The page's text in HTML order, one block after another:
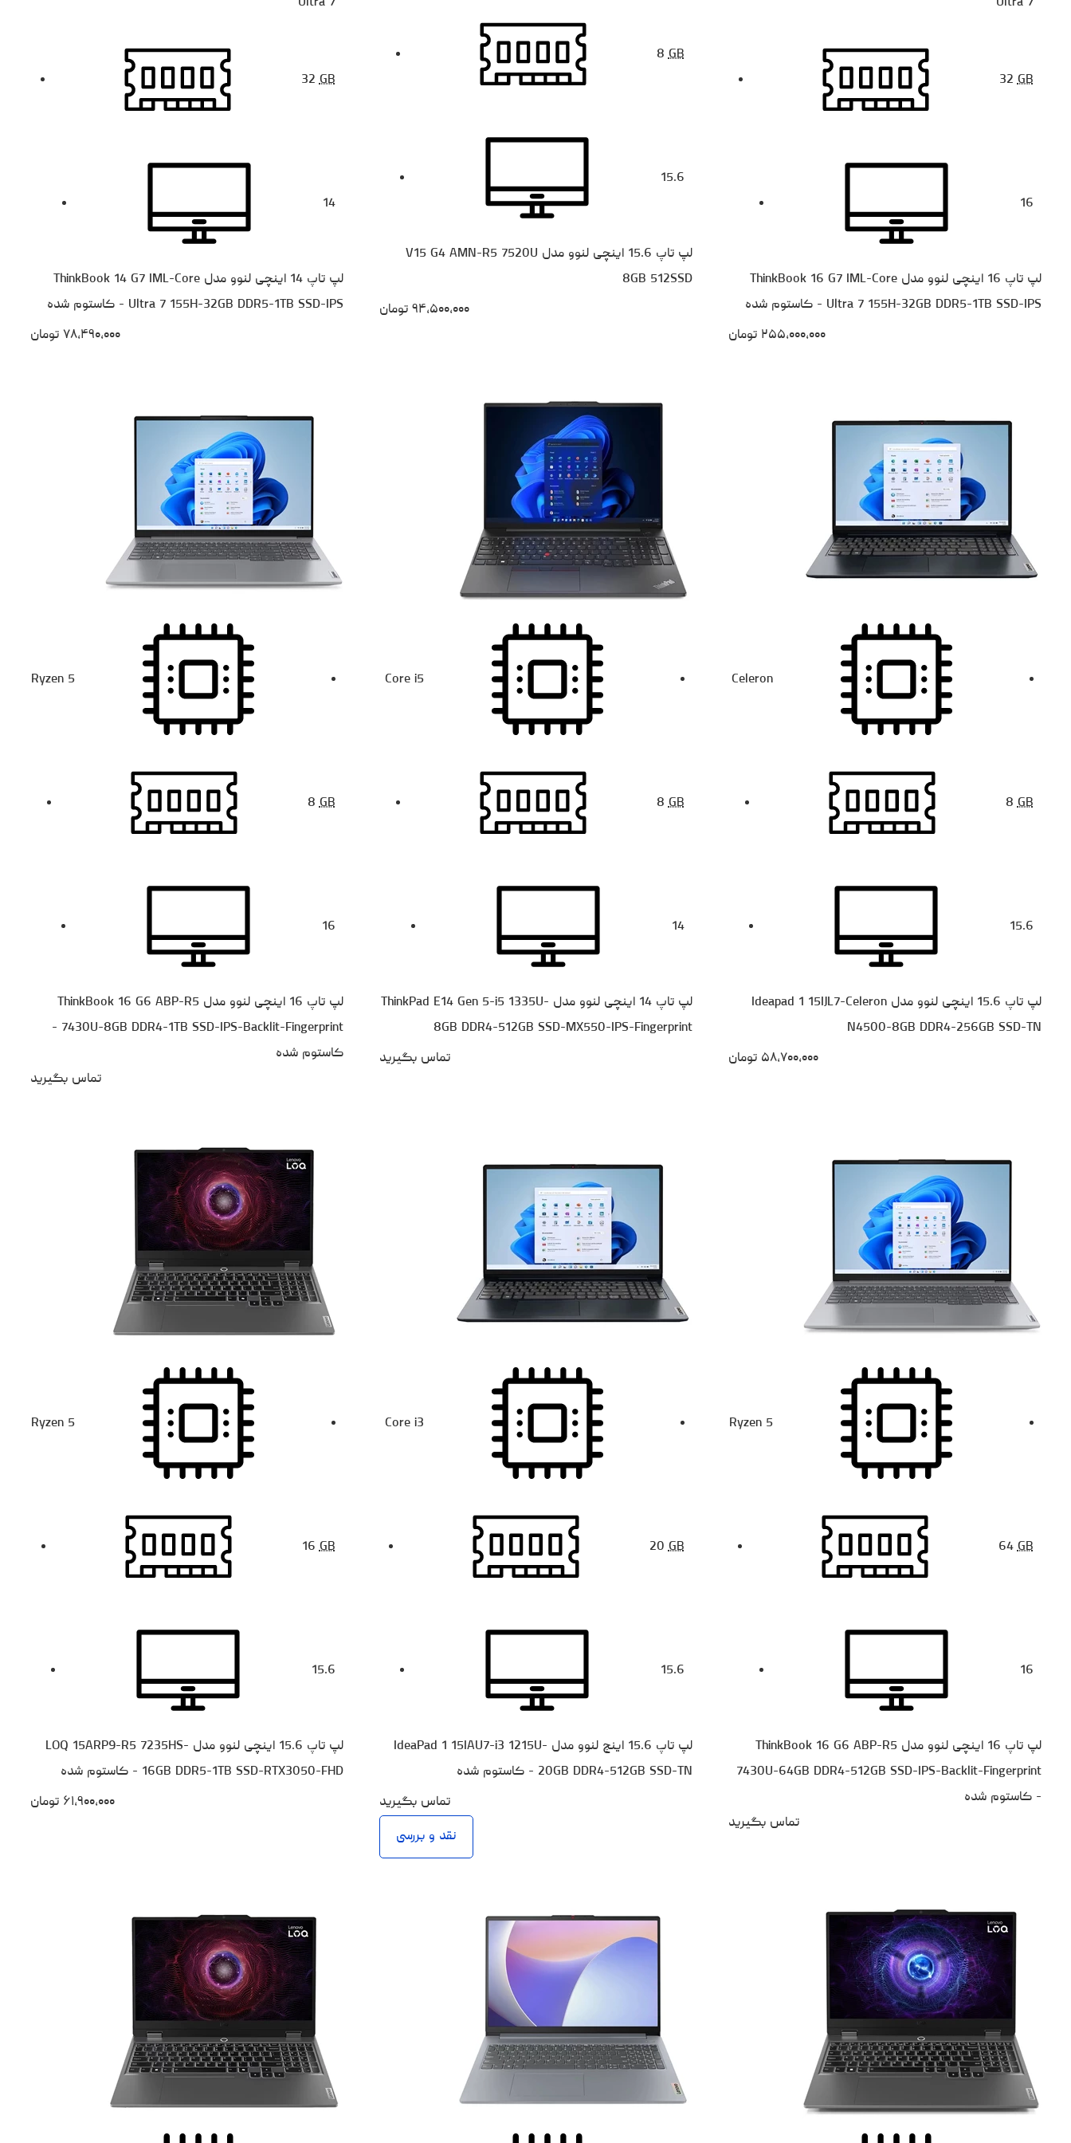
32GB
16
لپ تاپ 16 اینچی لنوو مدل ThinkBook 16 G7 IML-Core
Ultra 7 155H-32GB DDR5-1TB SSD-IPS - کاستوم شده
۲۵۵،۰۰۰،۰۰۰ تومان
8GB
15.6
لپ تاپ 15.6 اینچی لنوو مدل V15 G4 AMN-R5 7520U
8GB 512SSD
۹۴،۵۰۰،۰۰۰ تومان
32GB
14
لپ تاپ 14 اینچی لنوو مدل ThinkBook 14 G7 IML-Core
Ultra 7 155H-32GB DDR5-1TB SSD-IPS - کاستوم شده
۷۸،۴۹۰،۰۰۰ تومان
Celeron
8GB
15.6
لپ تاپ 15.6 اینچی لنوو مدل Ideapad 1 15IJL7-Celeron
N4500-8GB DDR4-256GB SSD-TN
۵۸،۷۰۰،۰۰۰ تومان
Core i5
8GB
14
لپ تاپ 14 اینچی لنوو مدل ThinkPad E14 Gen 5-i5 1335U-
8GB DDR4-512GB SSD-MX550-IPS-Fingerprint
تماس بگیرید
Ryzen 5
8GB
16
لپ تاپ 16 اینچی لنوو مدل ThinkBook 16 G6 ABP-R5
7430U-8GB DDR4-1TB SSD-IPS-Backlit-Fingerprint -
کاستوم شده
تماس بگیرید
Ryzen 5
64GB
16
لپ تاپ 16 اینچی لنوو مدل ThinkBook 16 G6 ABP-R5
7430U-64GB DDR4-512GB SSD-IPS-Backlit-Fingerprint
- کاستوم شده
تماس بگیرید
20GB
15.6
لپ تاپ 15.6 اینچ لنوو مدل IdeaPad 1 15IAU7-i3 1215U-
20GB DDR4-512GB SSD-TN - کاستوم شده
تماس بگیرید
نقد و بررسی
Ryzen 5
16GB
15.6
لپ تاپ 15.6 اینچی لنوو مدل LOQ 15ARP9-R5 7235HS-
16GB DDR5-1TB SSD-RTX3050-FHD - کاستوم شده
۶۱،۹۰۰،۰۰۰ تومان